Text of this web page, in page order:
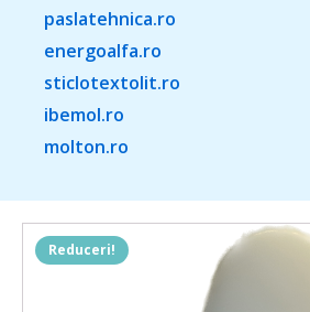
paslatehnica.ro
energoalfa.ro
sticlotextolit.ro
ibemol.ro
molton.ro
Reduceri!